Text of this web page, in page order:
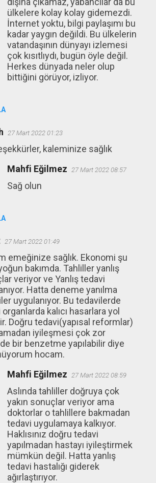
ülkelere kolay kolay gidemezdi.
İnternet yoktu, bilgi paylaşımı bu
kadar yaygın değildi. Bu ülkelerin
vatandaşının dünyayı izlemesi
çok kısıtlıydı, bugün öyle değil.
Herkes dünyada neler olup
bittiğini görüyor, izliyor.
27 Mart 2022 01:23
kaleminize sağlık
Mahfi Eğilmez 27 Mart 2022 08:57
Sağ olun
27 Mart 2022 01:49
emeğinize sağlık. Ekonomi şu
bakımda. Tahliller yanlış
veriyor ve Yanlış tedavi
Hatta deneme yanılma
uygulanıyor. Bu tedavilerde
kalıcı hasarlara yol
Doğru tedavi(yapısal reformlar)
iyileşmesi çok zor
bir benzetme yapılabilir diye
hocam.
Mahfi Eğilmez 27 Mart 2022 08:59
Aslında tahliller doğruya çok
yakın sonuçlar veriyor ama
doktorlar o tahlillere bakmadan
tedavi uygulamaya kalkıyor.
Haklısınız doğru tedavi
yapılmadan hastayı iyileştirmek
mümkün değil. Hatta yanlış
tedavi hastalığı giderek
ağırlaştırıyor.